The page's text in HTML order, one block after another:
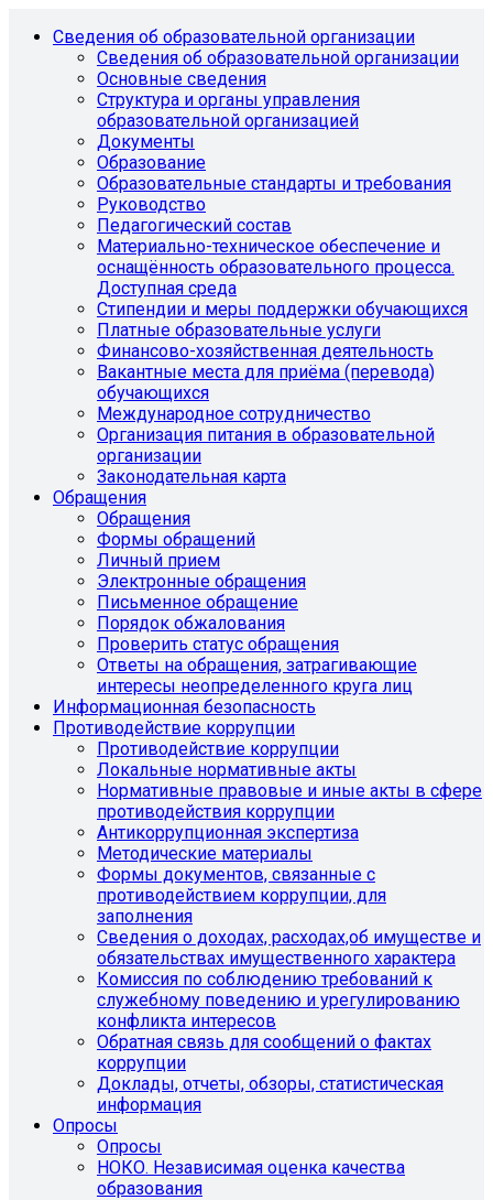
Сведения об образовательной организации
Сведения об образовательной организации
Основные сведения
Структура и органы управления
образовательной организацией
Документы
Образование
Образовательные стандарты и требования
Руководство
Педагогический состав
Материально-техническое обеспечение и
оснащённость образовательного процесса.
Доступная среда
Стипендии и меры поддержки обучающихся
Платные образовательные услуги
Финансово-хозяйственная деятельность
Вакантные места для приёма (перевода)
обучающихся
Международное сотрудничество
Организация питания в образовательной
организации
Законодательная карта
Обращения
Обращения
Формы обращений
Личный прием
Электронные обращения
Письменное обращение
Порядок обжалования
Проверить статус обращения
Ответы на обращения, затрагивающие
интересы неопределенного круга лиц
Информационная безопасность
Противодействие коррупции
Противодействие коррупции
Локальные нормативные акты
Нормативные правовые и иные акты в сфере
противодействия коррупции
Антикоррупционная экспертиза
Методические материалы
Формы документов, связанные с
противодействием коррупции, для
заполнения
Сведения о доходах, расходах,об имуществе и
обязательствах имущественного характера
Комиссия по соблюдению требований к
служебному поведению и урегулированию
конфликта интересов
Обратная связь для сообщений о фактах
коррупции
Доклады, отчеты, обзоры, статистическая
информация
Опросы
Опросы
НОКО. Независимая оценка качества
образования